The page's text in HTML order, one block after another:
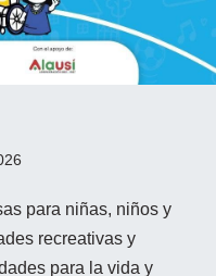
para niñas, niños y
recreativas y
para la vida y